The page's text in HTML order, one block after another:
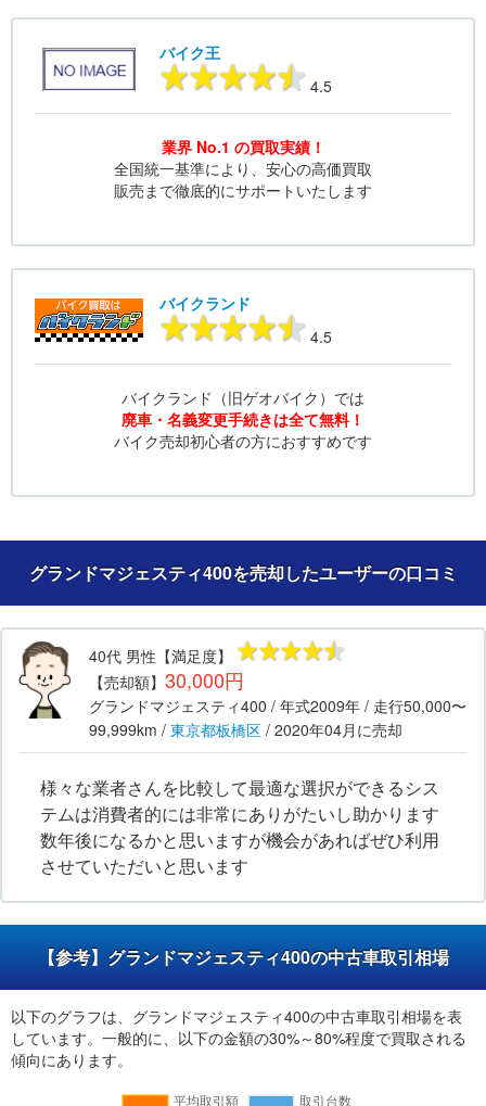
バイク王
4.5
業界 No.1 の買取実績！
全国統一基準により、安心の高価買取
販売まで徹底的にサポートいたします
バイクランド
4.5
バイクランド（旧ゲオバイク）では
廃車・名義変更手続きは全て無料！
バイク売却初心者の方におすすめです
グランドマジェスティ400を売却したユーザーの口コミ
40代 男性 【満足度】
【売却額】 30,000円
グランドマジェスティ400 / 年式2009年 / 走行50,000〜
99,999km / 東京都板橋区 / 2020年04月 に売却
様々な業者さんを比較して最適な選択ができるシス
テムは消費者的には非常にありがたいし助かります
数年後になるかと思いますが機会があればぜひ利用
させていただいと思います
【参考】グランドマジェスティ400の中古車取引相場
以下のグラフは、グランドマジェスティ400の中古車取引相場を表
しています。一般的に、以下の金額の30%～80%程度で買取される
傾向にあります。